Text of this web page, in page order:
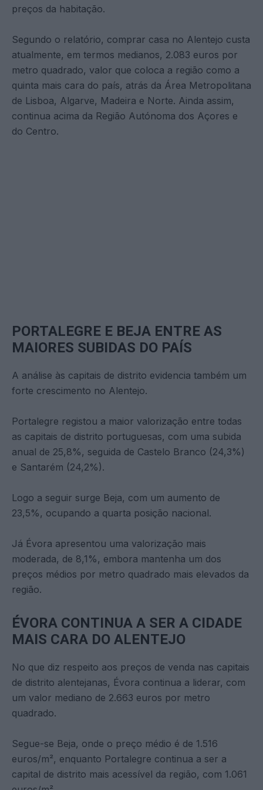
preços da habitação.
Segundo o relatório, comprar casa no Alentejo custa
atualmente, em termos medianos, 2.083 euros por
metro quadrado, valor que coloca a região como a
quinta mais cara do país, atrás da Área Metropolitana
de Lisboa, Algarve, Madeira e Norte. Ainda assim,
continua acima da Região Autónoma dos Açores e
do Centro.
PORTALEGRE E BEJA ENTRE AS
MAIORES SUBIDAS DO PAÍS
A análise às capitais de distrito evidencia também um
forte crescimento no Alentejo.
Portalegre registou a maior valorização entre todas
as capitais de distrito portuguesas, com uma subida
anual de 25,8%, seguida de Castelo Branco (24,3%)
e Santarém (24,2%).
Logo a seguir surge Beja, com um aumento de
23,5%, ocupando a quarta posição nacional.
Já Évora apresentou uma valorização mais
moderada, de 8,1%, embora mantenha um dos
preços médios por metro quadrado mais elevados da
região.
ÉVORA CONTINUA A SER A CIDADE
MAIS CARA DO ALENTEJO
No que diz respeito aos preços de venda nas capitais
de distrito alentejanas, Évora continua a liderar, com
um valor mediano de 2.663 euros por metro
quadrado.
Segue-se Beja, onde o preço médio é de 1.516
euros/m², enquanto Portalegre continua a ser a
capital de distrito mais acessível da região, com 1.061